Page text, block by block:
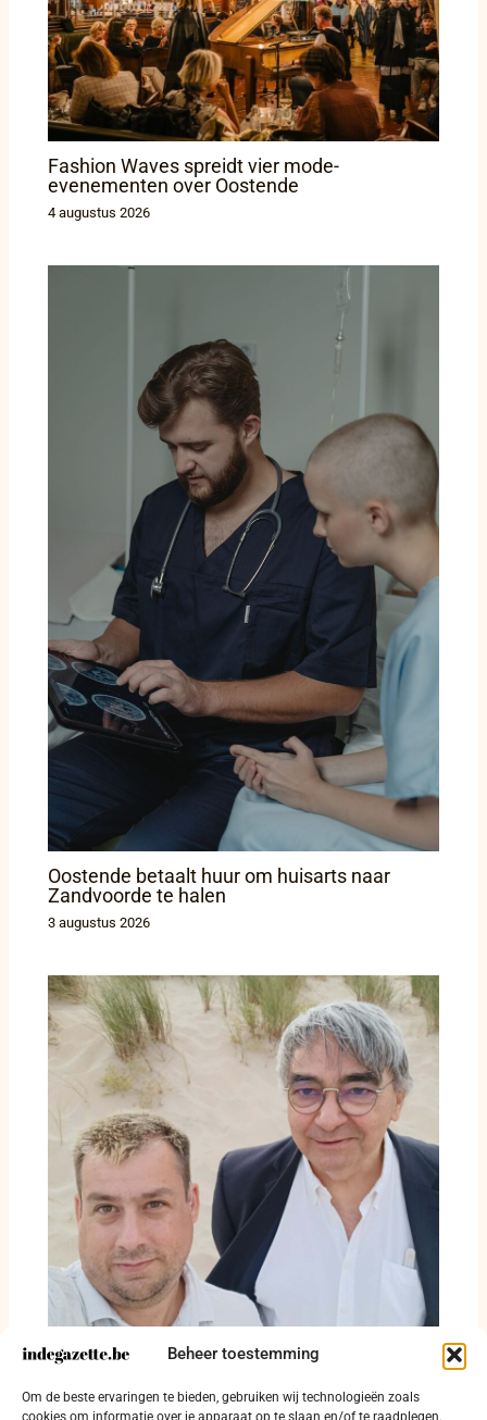
Beheer toestemming
Om de beste ervaringen te bieden, gebruiken wij technologieën zoals
cookies om informatie over je apparaat op te slaan en/of te raadplegen.
Fashion Waves spreidt vier mode-
evenementen over Oostende
4 augustus 2026
Oostende betaalt huur om huisarts naar
Zandvoorde te halen
3 augustus 2026
Twee bedragen, één plan: de O mens licht
Oostendse zwerfvuilcijfers toe